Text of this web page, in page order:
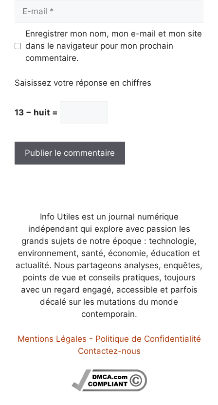
Enregistrer mon nom, mon e-mail et mon site
dans le navigateur pour mon prochain
commentaire.
Saisissez votre réponse en chiffres
13 − huit =
Info Utiles est un journal numérique
indépendant qui explore avec passion les
grands sujets de notre époque : technologie,
environnement, santé, économie, éducation et
actualité. Nous partageons analyses, enquêtes,
points de vue et conseils pratiques, toujours
avec un regard engagé, accessible et parfois
décalé sur les mutations du monde
contemporain.
Mentions Légales - Politique de Confidentialité
Contactez-nous